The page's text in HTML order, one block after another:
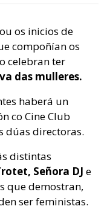
os inicios de
compoñían os
celebran ter
das mulleres.
haberá un
co Cine Club
dúas directoras.
distintas
Señora DJ e
que demostran,
ser feministas.